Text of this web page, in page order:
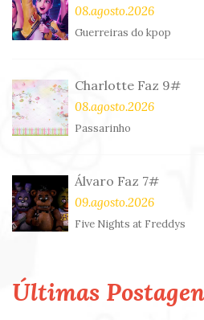
08.agosto.2026
Guerreiras do kpop
Charlotte Faz 9#
08.agosto.2026
Passarinho
Álvaro Faz 7#
09.agosto.2026
Five Nights at Freddys
Últimas